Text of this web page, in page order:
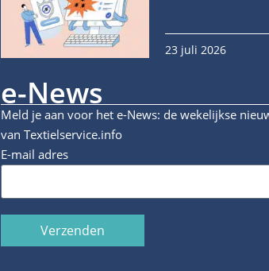
23 juli 2026
e-News
Meld je aan voor het e-News: de wekelijkse
van Textielservice.info
E-mail adres
Verzenden